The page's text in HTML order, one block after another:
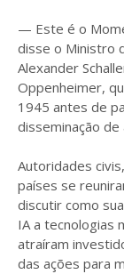
— Este é o
disse o Ministro
Alexander
Oppenheimer,
1945 antes de
disseminação de
Autoridades
países se
discutir como
IA a tecnologias
atraíram
das ações para